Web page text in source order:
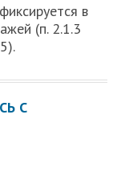
в
(п. 2.1.3
С